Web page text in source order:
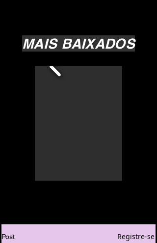
MAIS BAIXADOS
Post Registre-se